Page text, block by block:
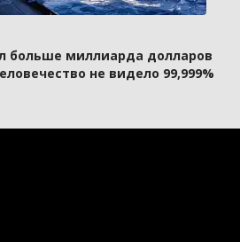
больше миллиарда долларов
не видело 99,999%